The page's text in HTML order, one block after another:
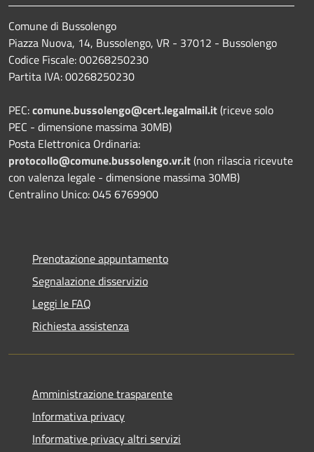
Comune di Bussolengo
Piazza Nuova, 14, Bussolengo, VR - 37012 - Bussolengo
Codice Fiscale: 00268250230
Partita IVA: 00268250230
PEC:comune.bussolengo@cert.legalmail.it(riceve solo
PEC - dimensione massima 30MB)
Posta Elettronica Ordinaria:
protocollo@comune.bussolengo.vr.it(non rilascia ricevute
con valenza legale - dimensione massima 30MB)
Centralino Unico: 045 6769900
Prenotazione appuntamento
Segnalazione disservizio
Leggi le FAQ
Richiesta assistenza
Amministrazione trasparente
Informativa privacy
Informative privacy altri servizi